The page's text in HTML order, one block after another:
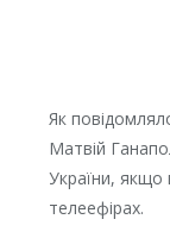
Як
Матвій
України, якщо
телеефірах.